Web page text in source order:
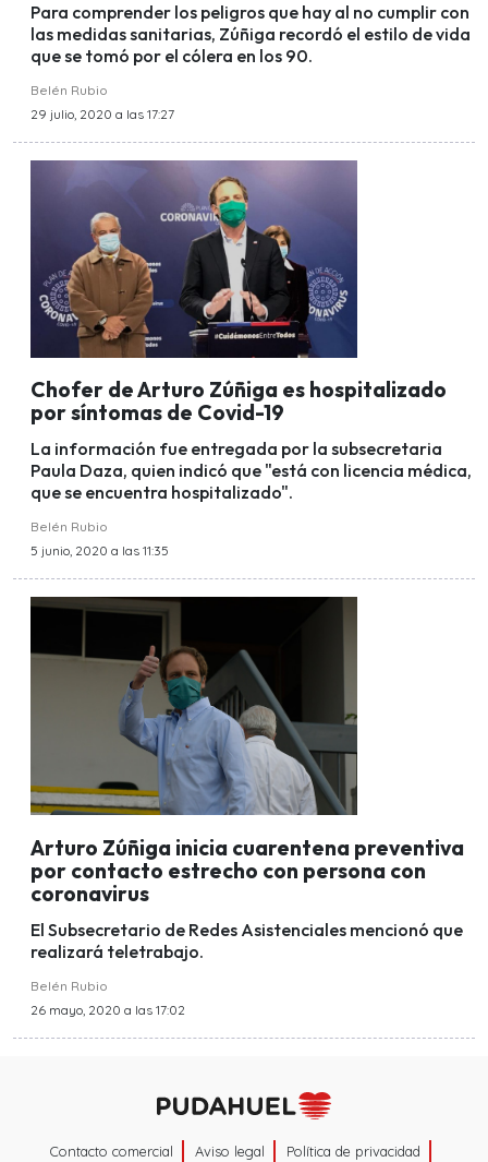
Para comprender los peligros que hay al no cumplir con
las medidas sanitarias, Zúñiga recordó el estilo de vida
que se tomó por el cólera en los 90.
Belén Rubio
29 julio, 2020 a las 17:27
Chofer de Arturo Zúñiga es hospitalizado
por síntomas de Covid-19
La información fue entregada por la subsecretaria
Paula Daza, quien indicó que "está con licencia médica,
que se encuentra hospitalizado".
Belén Rubio
5 junio, 2020 a las 11:35
Arturo Zúñiga inicia cuarentena preventiva
por contacto estrecho con persona con
coronavirus
El Subsecretario de Redes Asistenciales mencionó que
realizará teletrabajo.
Belén Rubio
26 mayo, 2020 a las 17:02
Contacto comercial Aviso legal Política de privacidad